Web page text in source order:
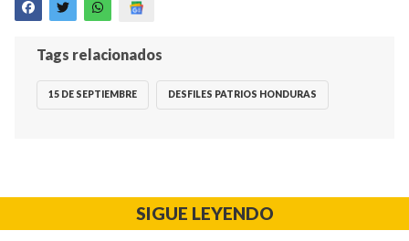
Tags relacionados
15 DE SEPTIEMBRE DESFILES PATRIOS HONDURAS
SIGUE LEYENDO